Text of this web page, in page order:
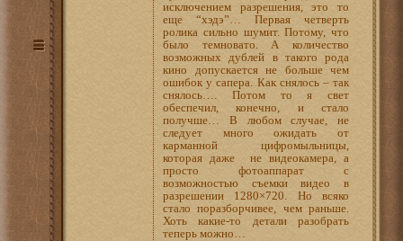
исключением разрешения, это то
еще “хэдэ”… Первая четверть
ролика сильно шумит. Потому, что
было темновато. А количество
возможных дублей в такого рода
кино допускается не больше чем
ошибок у сапера. Как снялось – так
снялось…. Потом то я свет
обеспечил, конечно, и стало
получше… В любом случае, не
следует много ожидать от
карманной цифромыльницы,
которая даже не видеокамера, а
просто фотоаппарат с
возможностью съемки видео в
разрешении 1280×720. Но всяко
стало поразборчивее, чем раньше.
Хоть какие-то детали разобрать
теперь можно…